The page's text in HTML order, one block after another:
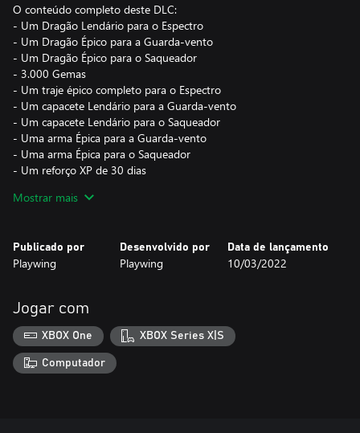
O conteúdo completo deste DLC:
- Um Dragão Lendário para o Espectro
- Um Dragão Épico para a Guarda-vento
- Um Dragão Épico para o Saqueador
- 3.000 Gemas
- Um traje épico completo para o Espectro
- Um capacete Lendário para a Guarda-vento
- Um capacete Lendário para o Saqueador
- Uma arma Épica para a Guarda-vento
- Uma arma Épica para o Saqueador
- Um reforço XP de 30 dias
ícones de jogadores
você adquira o conteúdo de outro pacote DLC.
Este pacote não é elegível para reembolso.
Mostrar mais
Publicado por
Playwing
Desenvolvido por
Playwing
Data de lançamento
10/03/2022
Jogar com
XBOX One XBOX Series X|S
Computador